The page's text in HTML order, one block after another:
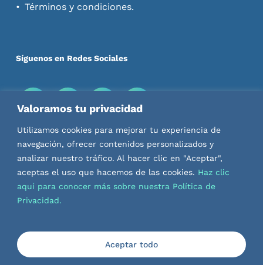
Valoramos tu privacidad
Utilizamos cookies para mejorar tu experiencia de
navegación, ofrecer contenidos personalizados y
analizar nuestro tráfico. Al hacer clic en "Aceptar",
aceptas el uso que hacemos de las cookies. Haz clic
aquí para conocer más sobre nuestra Política de
Privacidad.
Aceptar todo
Términos y condiciones.
Síguenos en Redes Sociales
Descarga nuestras Apps